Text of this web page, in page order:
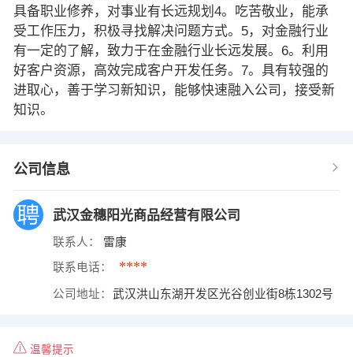
具备职业修养，对事业有长远规划4。吃苦敬业，能承
受工作压力，积极寻找解决问题方式。5，对金融行业
有一定的了解，致力于在金融行业长远发展。6。利用
好客户资源，高效完成客户开发任务。7。具有较强的
进取心，善于学习新知识，能够快速融入公司，接受新
知识。
公司信息
武汉金穗阳光商品经营有限公司
联系人： 雷康
联系电话： ****
公司地址： 武汉洪山东湖开发区光谷创业街8栋1302号
温馨提示